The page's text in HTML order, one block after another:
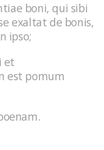
boni, qui sibi
exaltat de bonis,
ipso;
et
est pomum